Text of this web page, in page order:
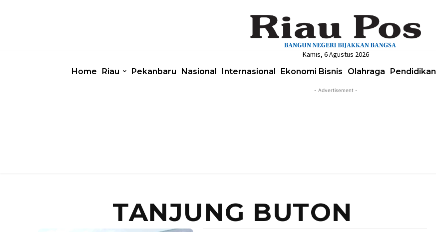
Kamis, 6 Agustus 2026
Home Riau Pekanbaru Nasional Internasional Ekonomi Bisnis Olahraga Pendidikan
- Advertisement -
TANJUNG BUTON